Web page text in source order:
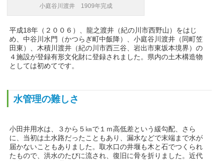
小庭谷川渡井 1909年完成
平成18年（２００６）、龍之渡井（紀の川市西野山）をはじ
め、中谷川水門（かつらぎ町中飯降）、小庭谷川渡井（同町笠
田東）、木積川渡井（紀の川市西三谷、岩出市東坂本境界）の
４施設が登録有形文化財に登録されました。県内の土木構造物
としては初めてです。
水管理の難しさ
小田井用水は、３から５㎞で１ｍ高低差という緩勾配、さら
に、当初は土水路だったこともあり、漏水などで末端まで水が
届かないこともありました。取水口の井堰も木と石でつくられ
たもので、洪水のたびに流され、復旧に骨を折りました。近代